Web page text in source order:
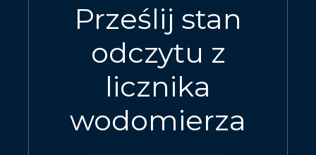
Prześlij stan
odczytu z
licznika
wodomierza